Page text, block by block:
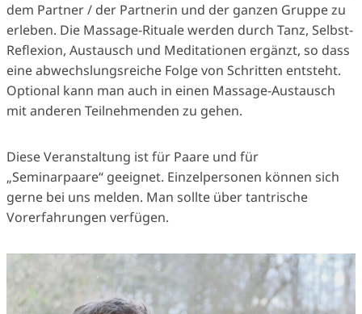
dem Partner / der Partnerin und der ganzen Gruppe zu
erleben. Die Massage-Rituale werden durch Tanz, Selbst-
Reflexion, Austausch und Meditationen ergänzt, so dass
eine abwechslungsreiche Folge von Schritten entsteht.
Optional kann man auch in einen Massage-Austausch
mit anderen Teilnehmenden zu gehen.
Diese Veranstaltung ist für Paare und für
„Seminarpaare“ geeignet. Einzelpersonen können sich
gerne bei uns melden. Man sollte über tantrische
Vorerfahrungen verfügen.